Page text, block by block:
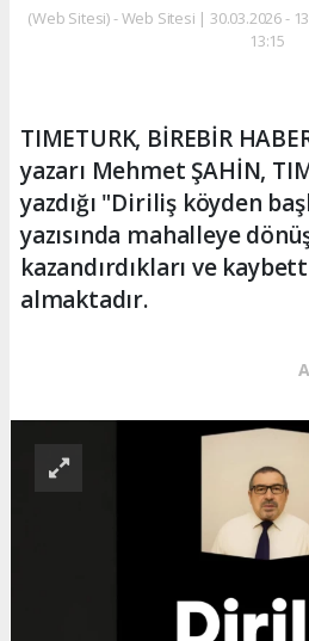
(Web Sitesi) - Web Sitesi | 30.03.2026 -
13:15
TIMETURK, BİREBİR
yazarı Mehmet ŞAHİN,
yazdığı "Diriliş köyden
yazısında mahalleye
kazandırdıkları ve
almaktadır.